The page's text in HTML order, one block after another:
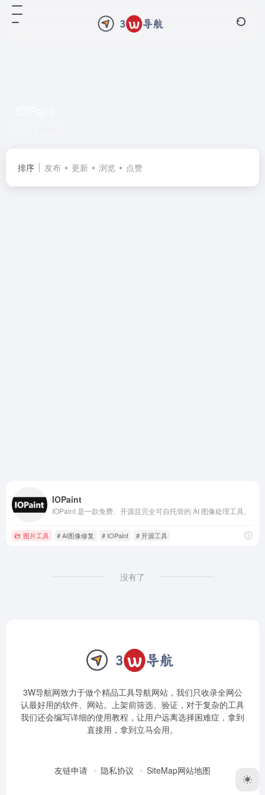
排序 发布 更新 浏览 点赞
IOPaint
IOPaint 是一款免费、开源且完全可自托管的 AI 图像处理工具。
图片工具 # AI图像修复 # IOPaint # 开源工具
没有了
3W导航网致力于做个精品工具导航网站，我们只收录全网公
认最好用的软件、网站。上架前筛选、验证，对于复杂的工具
我们还会编写详细的使用教程，让用户远离选择困难症，拿到
直接用，拿到立马会用。
友链申请 隐私协议 SiteMap网站地图